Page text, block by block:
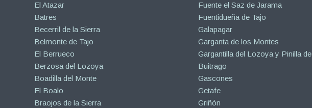
El Atazar
Batres
Becerril de la Sierra
Belmonte de Tajo
El Berrueco
Berzosa del Lozoya
Boadilla del Monte
El Boalo
Braojos de la Sierra
Fuente el Saz de Jarama
Fuentidueña de Tajo
Galapagar
Garganta de los Montes
Gargantilla del Lozoya y Pinilla de
Buitrago
Gascones
Getafe
Griñón